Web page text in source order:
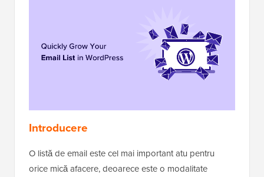
Introducere
O listă de email este cel mai important atu pentru
orice mică afacere, deoarece este o modalitate